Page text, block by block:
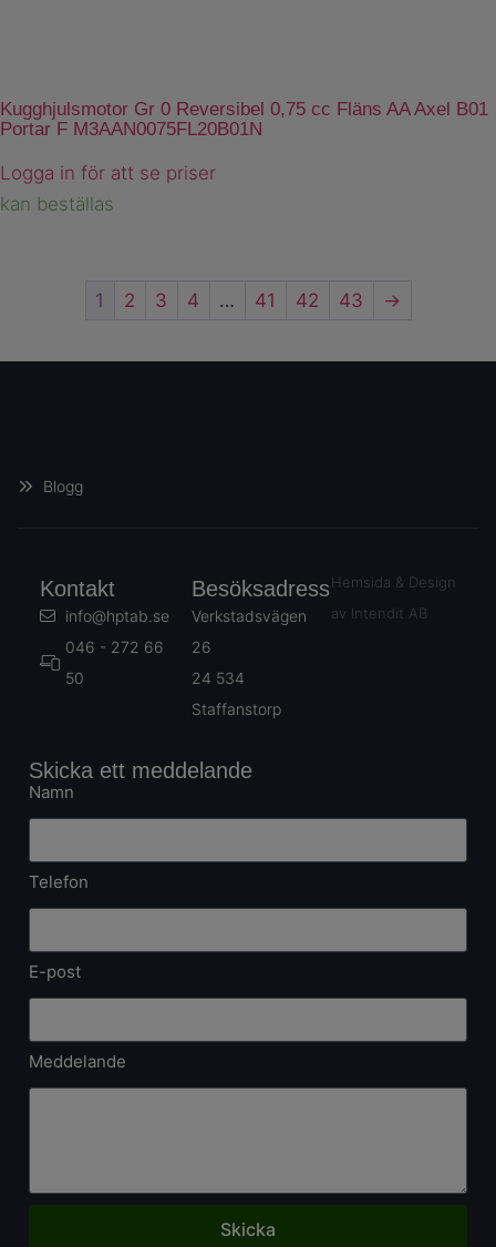
Kugghjulsmotor Gr 0 Reversibel 0,75 cc Fläns AA Axel B01
Portar F M3AAN0075FL20B01N
Logga in för att se priser
kan beställas
1 2 3 4 … 41 42 43 →
Blogg
Kontakt
info@hptab.se
046 - 272 66
50
Besöksadress
Verkstadsvägen
26
24 534
Staffanstorp
Hemsida & Design
av Intendit AB
Skicka ett meddelande
Namn
Telefon
E-post
Meddelande
Skicka